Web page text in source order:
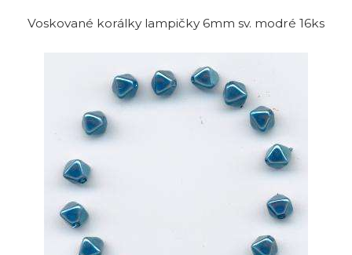
Voskované korálky lampičky 6mm sv. modré 16ks